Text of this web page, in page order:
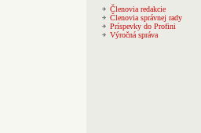
Členovia redakcie
Členovia správnej rady
Príspevky do Profini
Výročná správa